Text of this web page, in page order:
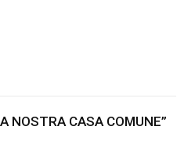
NOSTRA CASA COMUNE”